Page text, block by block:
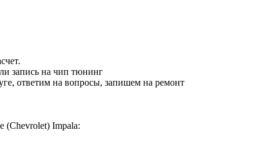
запись на чип тюнинг
ответим на вопросы, запишем на ремонт
(Chevrolet) Impala: